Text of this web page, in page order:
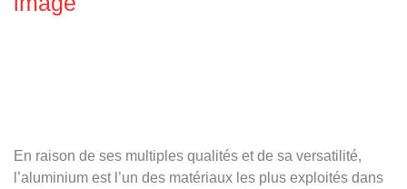
En raison de ses multiples qualités et de sa versatilité,
l’aluminium est l’un des matériaux les plus exploités dans